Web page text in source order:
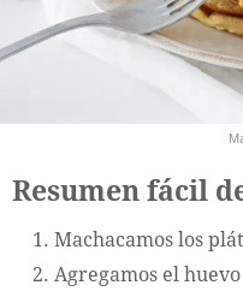
Resumen fácil
Machacamos los
Agregamos el huevo